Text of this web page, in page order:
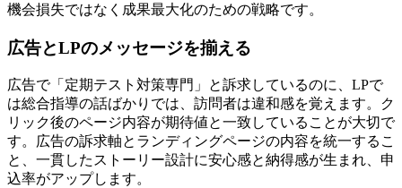
機会損失ではなく成果最大化のための戦略です。
広告とLPのメッセージを揃える
広告で「定期テスト対策専門」と訴求しているのに、LPで
は総合指導の話ばかりでは、訪問者は違和感を覚えます。ク
リック後のページ内容が期待値と一致していることが大切で
す。
広告の訴求軸とランディングページの内容を統一するこ
と
、一貫したストーリー設計に安心感と納得感が生まれ、申
込率がアップします。